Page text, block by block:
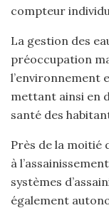
compteur
La gestion des
préoccupation
l’environnement
mettant ainsi en
santé des
Près de la moitié
à
systèmes
également